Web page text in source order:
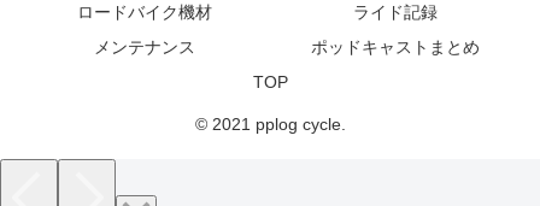
ロードバイク機材
ライド記録
メンテナンス
ポッドキャストまとめ
TOP
© 2021 pplog cycle.